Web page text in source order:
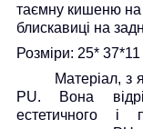
таємну кишеню на
блискавиці на
Розміри: 25*
Матеріал, з
PU. Вона
естетичного і